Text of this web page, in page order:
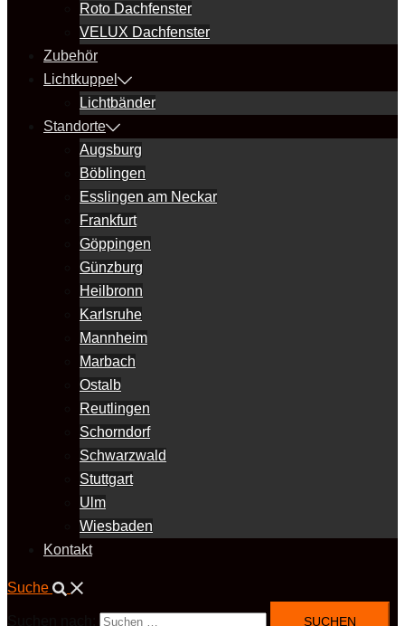
Roto Dachfenster
VELUX Dachfenster
Zubehör
Lichtkuppel
Lichtbänder
Standorte
Augsburg
Böblingen
Esslingen am Neckar
Frankfurt
Göppingen
Günzburg
Heilbronn
Karlsruhe
Mannheim
Marbach
Ostalb
Reutlingen
Schorndorf
Schwarzwald
Stuttgart
Ulm
Wiesbaden
Kontakt
Suche